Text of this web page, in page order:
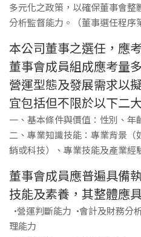
多元化之政策，以確保董事會
分析監督能力。（董事選任程序
本公司董事之選任，應
董事會成員組成應考量
營運型態及發展需求以
宜包括但不限於以下二
一、基本條件與價值：性別、年
二、專業知識技能：專業背景
銷或科技）、專業技能及產業經
董事會成員應普遍具備
技能及素養，其整體應
•營運判斷能力 •會計及財務
理能力